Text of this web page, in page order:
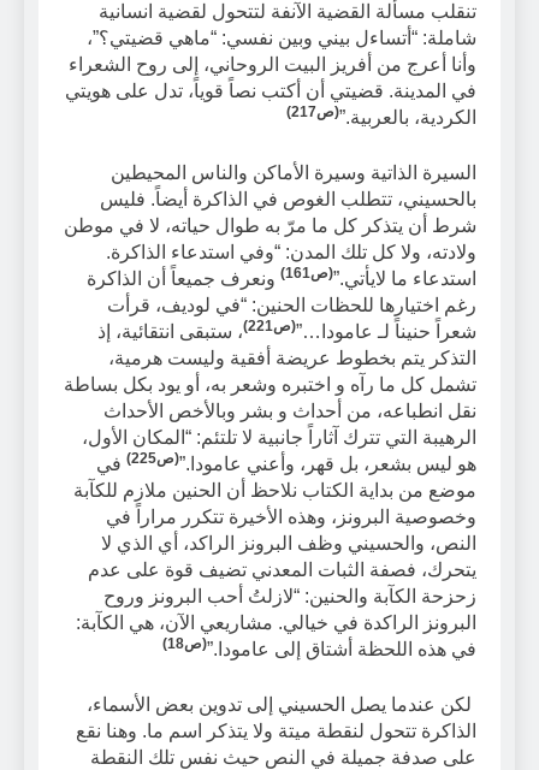
تنقلب مسألة القضية الآنفة لتتحول لقضية انسانية
شاملة: “أتساءل بيني وبين نفسي: “ماهي قضيتي؟”،
وأنا أعرج من أفريز البيت الروحاني، إلى روح الشعراء
في المدينة. قضيتي أن أكتب نصاً قوياً، تدل على هويتي
الكردية، بالعربية.”(ص217)
السيرة الذاتية وسيرة الأماكن والناس المحيطين
بالحسيني، تتطلب الغوص في الذاكرة أيضاً. فليس
شرط أن يتذكر كل ما مرّ به طوال حياته، لا في موطن
ولادته، ولا كل تلك المدن: “وفي استدعاء الذاكرة.
استدعاء ما لايأتي.”(ص161)
ونعرف جميعاً أن الذاكرة
رغم اختيارها للحظات الحنين: “في لوديف، قرأت
شعراً حنيناً لـ عامودا…”(ص221)
، ستبقى انتقائية، إذ
التذكر يتم بخطوط عريضة أفقية وليست هرمية،
تشمل كل ما رآه و اختبره وشعر به، أو يود بكل بساطة
نقل انطباعه، من أحداث و بشر وبالأخص الأحداث
الرهيبة التي تترك آثاراً جانبية لا تلتئم: “المكان الأول،
هو ليس بشعر، بل قهر، وأعني عامودا.”(ص225)
في
موضع من بداية الكتاب نلاحظ أن الحنين ملازم للكآبة
وخصوصية البرونز، وهذه الأخيرة تتكرر مراراً في
النص، والحسيني وظف البرونز الراكد، أي الذي لا
يتحرك، فصفة الثبات المعدني تضيف قوة على عدم
زحزحة الكآبة والحنين: “لازلتُ أحب البرونز وروح
البرونز الراكدة في خيالي. مشاريعي الآن، هي الكآبة:
في هذه اللحظة أشتاق إلى عامودا.”(ص18)
لكن عندما يصل الحسيني إلى تدوين بعض الأسماء،
الذاكرة تتحول لنقطة ميتة ولا يتذكر اسم ما. وهنا نقع
على صدفة جميلة في النص حيث نفس تلك النقطة